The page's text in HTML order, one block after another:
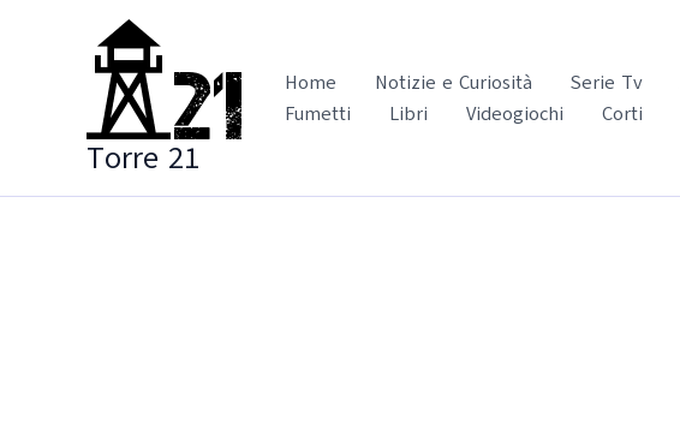
Torre 21
Home Notizie e Curiosità Serie Tv
Fumetti
Libri Videogiochi Corti